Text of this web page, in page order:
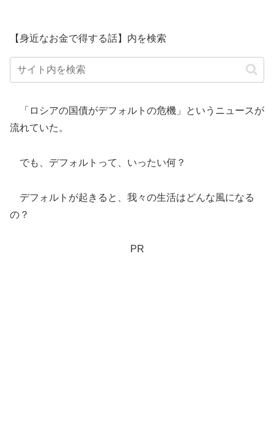
【身近なお金で得する話】内を検索
「ロシアの国債がデフォルトの危機」というニュースが
流れていた。
でも、デフォルトって、いったい何？
デフォルトが起きると、我々の生活はどんな風になる
の？
PR